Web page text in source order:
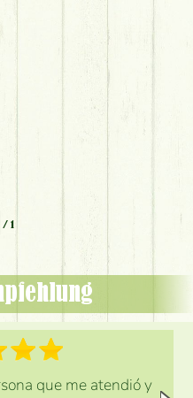
/ 1
que me atendió y